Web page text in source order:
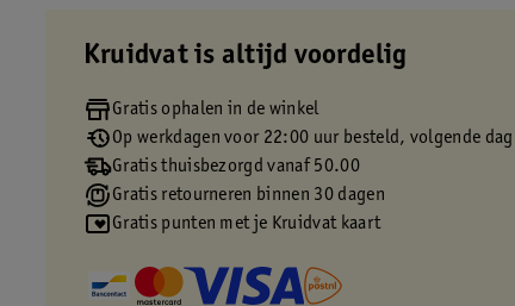
Kruidvat is altijd voordelig
Gratis ophalen in de winkel
Op werkdagen voor 22:00 uur besteld, volgende
Gratis thuisbezorgd vanaf 50.00
Gratis retourneren binnen 30 dagen
Gratis punten met je Kruidvat kaart